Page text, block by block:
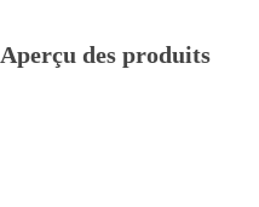
Aperçu des produits